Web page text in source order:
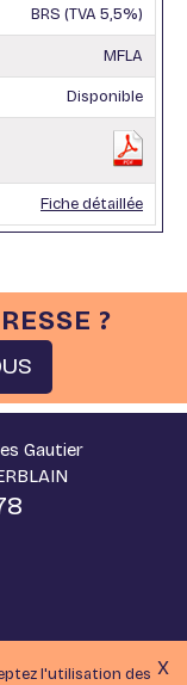
BRS (TVA 5,5%)
MFLA
Disponible
Fiche détaillée
?
Gautier
l'utilisation des X